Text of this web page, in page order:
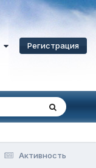
Регистрация
Активность